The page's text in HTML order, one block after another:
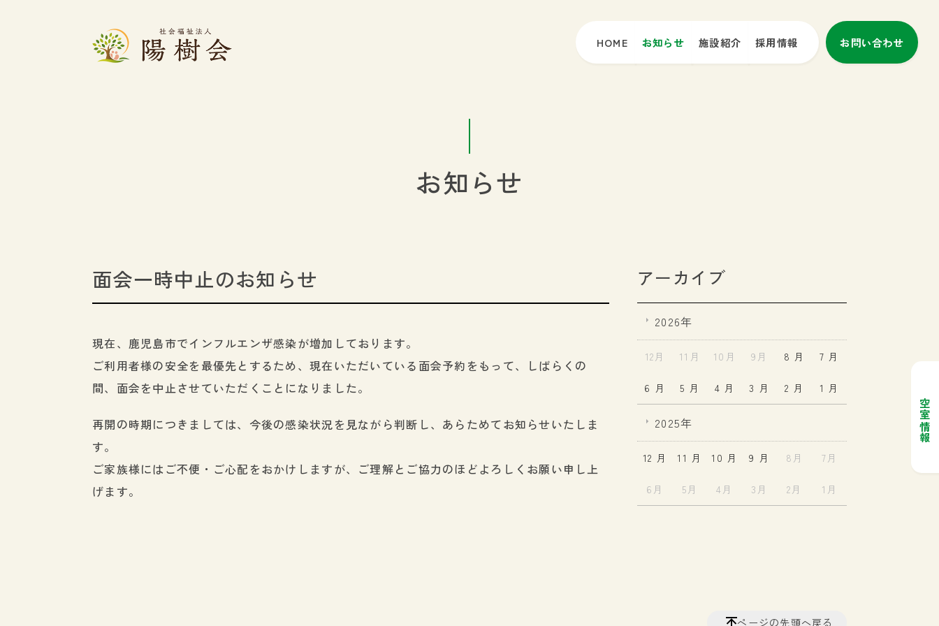
HOME お知らせ 施設紹介 採用情報 お問い合わせ
お知らせ
面会一時中止のお知らせ
現在、鹿児島市でインフルエンザ感染が増加しております。
ご利用者様の安全を最優先とするため、現在いただいている面会予約をもって、しばらくの
間、面会を中止させていただくことになりました。
再開の時期につきましては、今後の感染状況を見ながら判断し、あらためてお知らせいたしま
す。
ご家族様にはご不便・ご心配をおかけしますが、ご理解とご協力のほどよろしくお願い申し上
げます。
アーカイブ
2026年
12月 11月 10月 9月 8 月 7 月
6 月 5 月 4 月 3 月 2 月 1 月
2025年
12 月 11 月 10 月 9 月 8月 7月
6月 5月 4月 3月 2月 1月
空室情報
ページの先頭へ戻る